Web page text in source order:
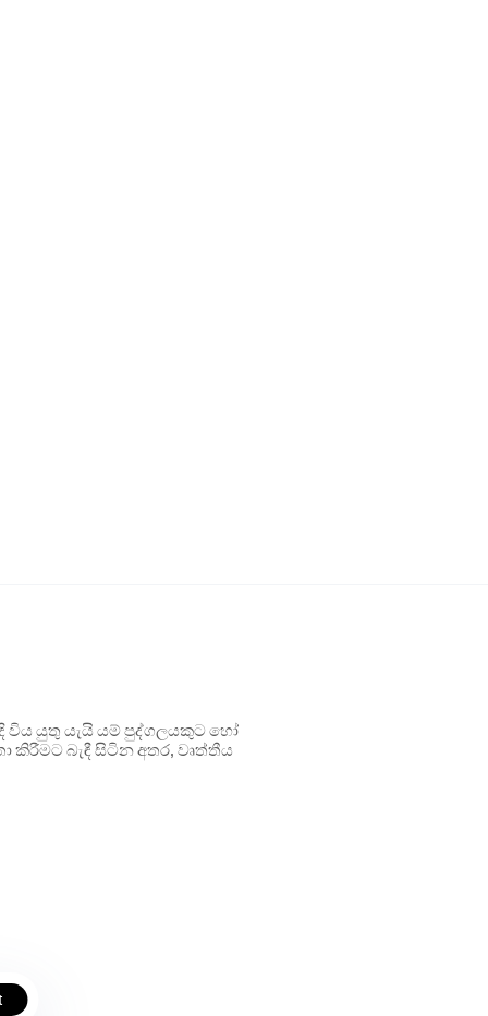
යුතු යැයි යම් පුද්ගලයකුට හෝ
කිරීමට බැඳී සිටින අතර, වෘත්තීය